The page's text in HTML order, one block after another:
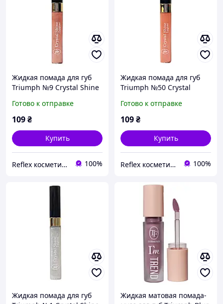
Жидкая помада для губ
Triumph №9 Crystal Shine
Готово к отправке
109₴
Купить
Reflex косметика и парфюмерия 100%
Жидкая помада для губ
Triumph №50 Crystal
Готово к отправке
109₴
Купить
Reflex косметика и парфюмерия 100%
Жидкая помада для губ
Жидкая матовая помада-